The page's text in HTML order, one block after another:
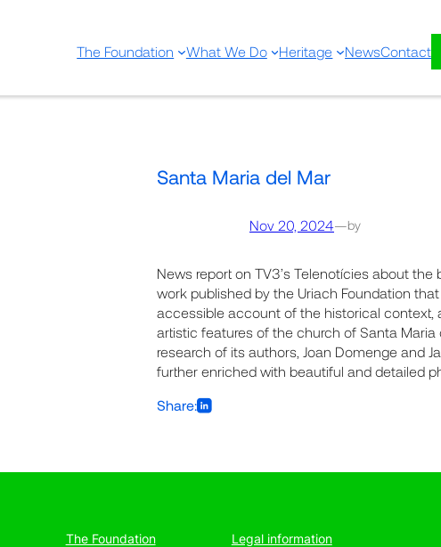
The Foundation What We Do Heritage NewsContact
Santa Maria del Mar
Nov 20, 2024—by
News report on TV3’s Telenotícies about the
work published by the Uriach Foundation
accessible account of the historical context,
artistic features of the church of Santa Maria
research of its authors, Joan Domenge and
further enriched with beautiful and detailed
Share:
The Foundation
Legal information